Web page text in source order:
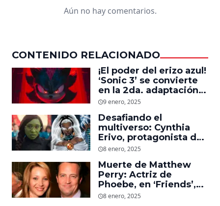
Aún no hay comentarios.
CONTENIDO RELACIONADO
¡El poder del erizo azul!
‘Sonic 3’ se convierte
en la 2da. adaptación
de videojuegos más
en EU
9 enero, 2025
Desafiando el
multiverso: Cynthia
Erivo, protagonista de
‘Wicked’, quiere ser
8 enero, 2025
Muerte de Matthew
Perry: Actriz de
Phoebe, en ‘Friends’,
descubre un emotivo
8 enero, 2025